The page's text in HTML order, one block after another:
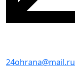
24ohrana@mail.ru